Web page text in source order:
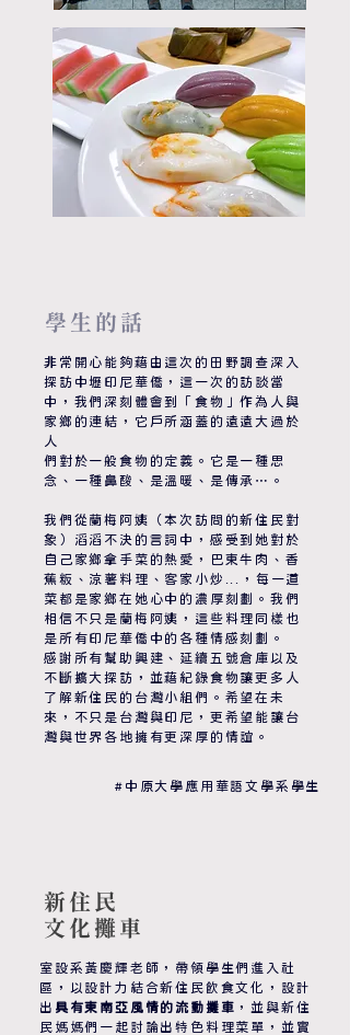
​學生的話
非常開心能夠藉由這次的田野調查深入
探訪中壢印尼華僑，這一次的訪談當
中，我們深刻體會到「食物」作為人與
家鄉的連結，它戶所涵蓋的遠遠大過於
人
們對於一般食物的定義。它是一種思
念、一種鼻酸、是溫暖、是傳承⋯。
我們從蘭梅阿姨（本次訪問的新住民對
象）滔滔不決的言詞中，感受到她對於
自己家鄉拿手菜的熱愛，巴東牛肉、香
蕉粄、涼薯料理、客家小炒...，每一道
菜都是家鄉在她心中的濃厚刻劃。我們
相信不只是蘭梅阿姨，這些料理同樣也
是所有印尼華僑中的各種情感刻劃。
感謝所有幫助興建、延續五號倉庫以及
不斷擴大探訪，並藉紀錄食物讓更多人
了解新住民的台灣小組們。希望在未
來，不只是台灣與印尼，更希望能讓台
灣與世界各地擁有更深厚的情誼。
#中原大學應用華語文學系學生
新住民
​文化攤車
室設系黃慶輝老師，帶領學生們進入社
區，以設計力結合新住民飲食文化，設計
出 具有東南亞風情的流動攤車 ，並與新住
民媽媽們一起討論出特色料理菜單，並實